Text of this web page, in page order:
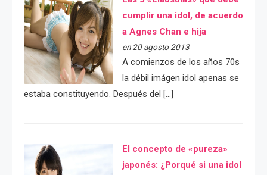
cumplir una idol, de acuerdo
a Agnes Chan e hija
en 20 agosto 2013
A comienzos de los años 70s
la débil imágen idol apenas se
estaba constituyendo. Después del […]
El concepto de «pureza»
japonés: ¿Porqué si una idol